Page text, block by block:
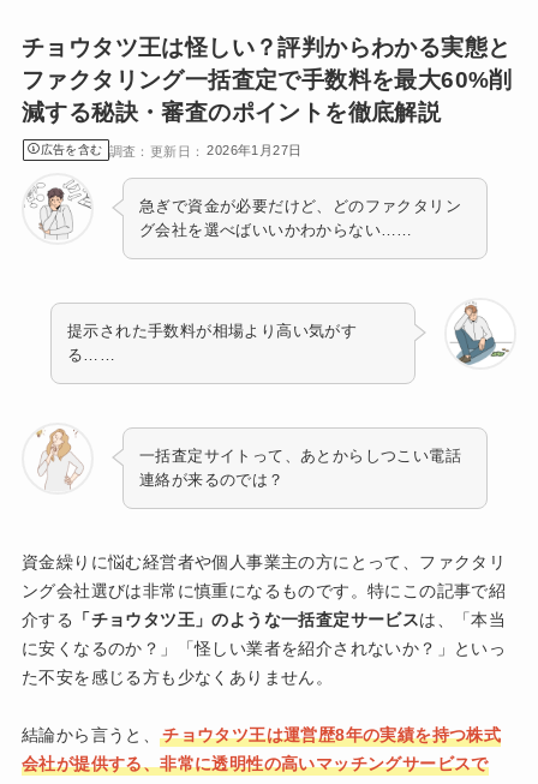
チョウタツ王は怪しい？評判からわかる実態と
ファクタリング一括査定で手数料を最大60%削
減する秘訣・審査のポイントを徹底解説
広告を含む 2026年1月27日
急ぎで資金が必要だけど、どのファクタリン
グ会社を選べばいいかわからない……
提示された手数料が相場より高い気がす
る……
一括査定サイトって、あとからしつこい電話
連絡が来るのでは？
資金繰りに悩む経営者や個人事業主の方にとって、ファクタリ
ング会社選びは非常に慎重になるものです。特にこの記事で紹
介する
「チョウタツ王」のような一括査定サービスは、「本当
に安くなるのか？」「怪しい業者を紹介されないか？」といっ
た不安を感じる方も少なくありません。
結論から言うと、チョウタツ王は運営歴8年の実績を持つ株式
会社が提供する、非常に透明性の高いマッチングサービスで